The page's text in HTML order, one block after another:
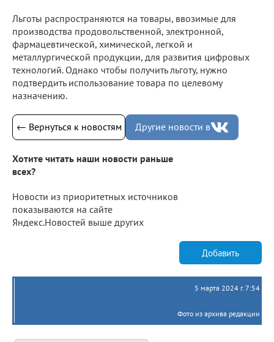
Льготы распространяются на товары, ввозимые для
производства продовольственной, электронной,
фармацевтической, химической, легкой и
металлургической продукции, для развития цифровых
технологий. Однако чтобы получить льготу, нужно
подтвердить использование товара по целевому
назначению.
← Вернуться к новостям Другие новости в
Хотите читать наши новости раньше
всех?
Новости из приоритетных источников
показываются на сайте
Яндекс.Новостей выше других
Добавить
5 марта 2024 г. 7:54
Фото из архива редакции